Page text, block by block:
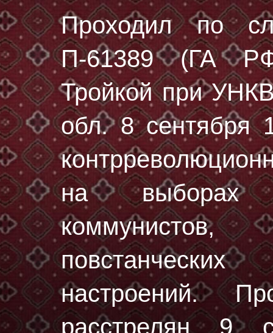
Проходил по
П-61389 (ГА
Тройкой при
обл. 8 сентября
на выборах
настроений.
расстрелян9